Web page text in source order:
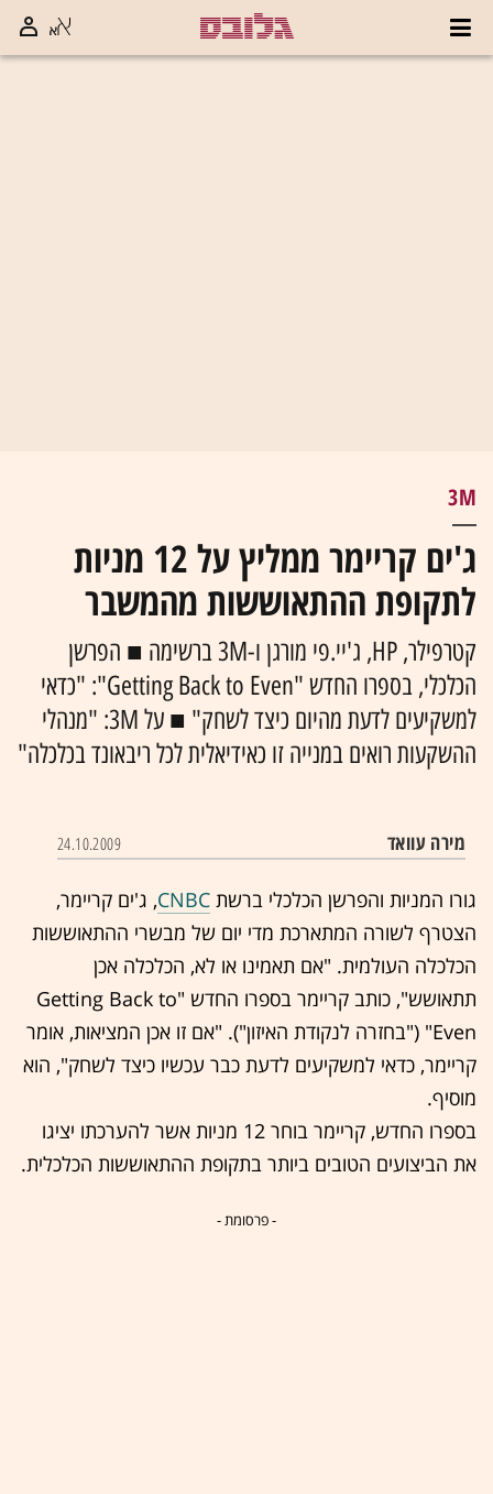
3M
ג'ים קריימר ממליץ על 12 מניות
לתקופת ההתאוששות מהמשבר
קטרפילר, HP, ג'יי.פי מורגן ו-3M ברשימה ■ הפרשן
הכלכלי, בספרו החדש "Getting Back to Even": "כדאי
למשקיעים לדעת מהיום כיצד לשחק" ■ על 3M: "מנהלי
ההשקעות רואים במנייה זו כאידיאלית לכל ריבאונד בכלכלה"
מירה עוואד 24.10.2009
גורו המניות והפרשן הכלכלי ברשת CNBC, ג'ים קריימר,
הצטרף לשורה המתארכת מדי יום של מבשרי ההתאוששות
הכלכלה העולמית. "אם תאמינו או לא, הכלכלה אכן
תתאושש", כותב קריימר בספרו החדש "Getting Back to
Even" ("בחזרה לנקודת האיזון"). "אם זו אכן המציאות, אומר
קריימר, כדאי למשקיעים לדעת כבר עכשיו כיצד לשחק", הוא
מוסיף.
בספרו החדש, קריימר בוחר 12 מניות אשר להערכתו יציגו
את הביצועים הטובים ביותר בתקופת ההתאוששות הכלכלית.
- פרסומת -